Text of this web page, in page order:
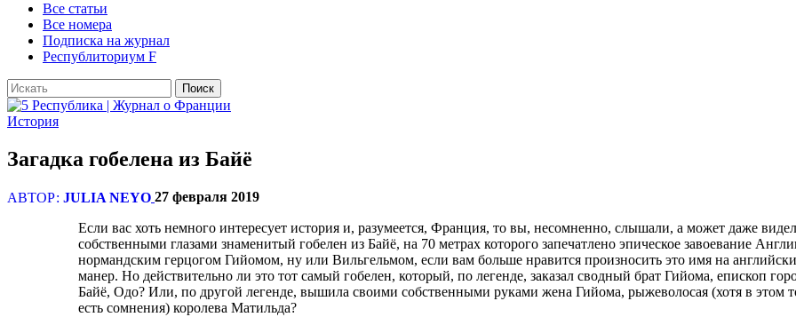
Все статьи
Все номера
Подписка на журнал
Республиториум F
История
Загадка гобелена из Байё
АВТОР: JULIA NEYO 27 февраля 2019
Если вас хоть немного интересует история и, разумеется, Франция, то вы, несомненно, слышали, а может даже
собственными глазами знаменитый гобелен из Байё, на 70 метрах которого запечатлено эпическое завоевание
нормандским герцогом Гийомом, ну или Вильгельмом, если вам больше нравится произносить это имя на
манер. Но действительно ли это тот самый гобелен, который, по легенде, заказал сводный брат Гийома, епископ
Байё, Одо? Или, по другой легенде, вышила своими собственными руками жена Гийома, рыжеволосая (хотя в этом
есть сомнения) королева Матильда?